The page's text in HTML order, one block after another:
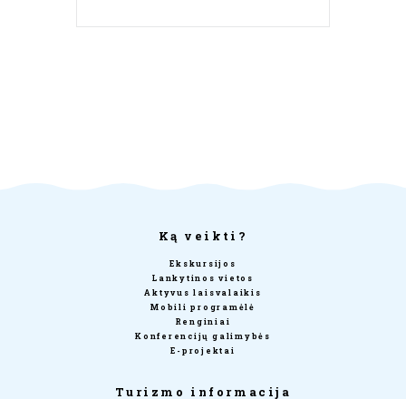
Ką veikti?
Ekskursijos
Lankytinos vietos
Aktyvus laisvalaikis
Mobili programėlė
Renginiai
Konferencijų galimybės
E-projektai
Turizmo informacija